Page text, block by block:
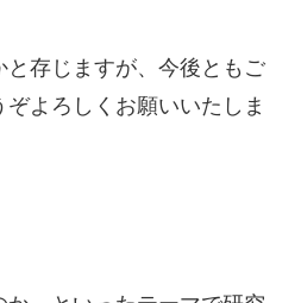
存じますが、今後ともご
よろしくお願いいたしま